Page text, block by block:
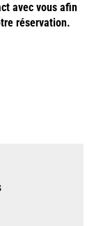
avec vous afin
réservation.